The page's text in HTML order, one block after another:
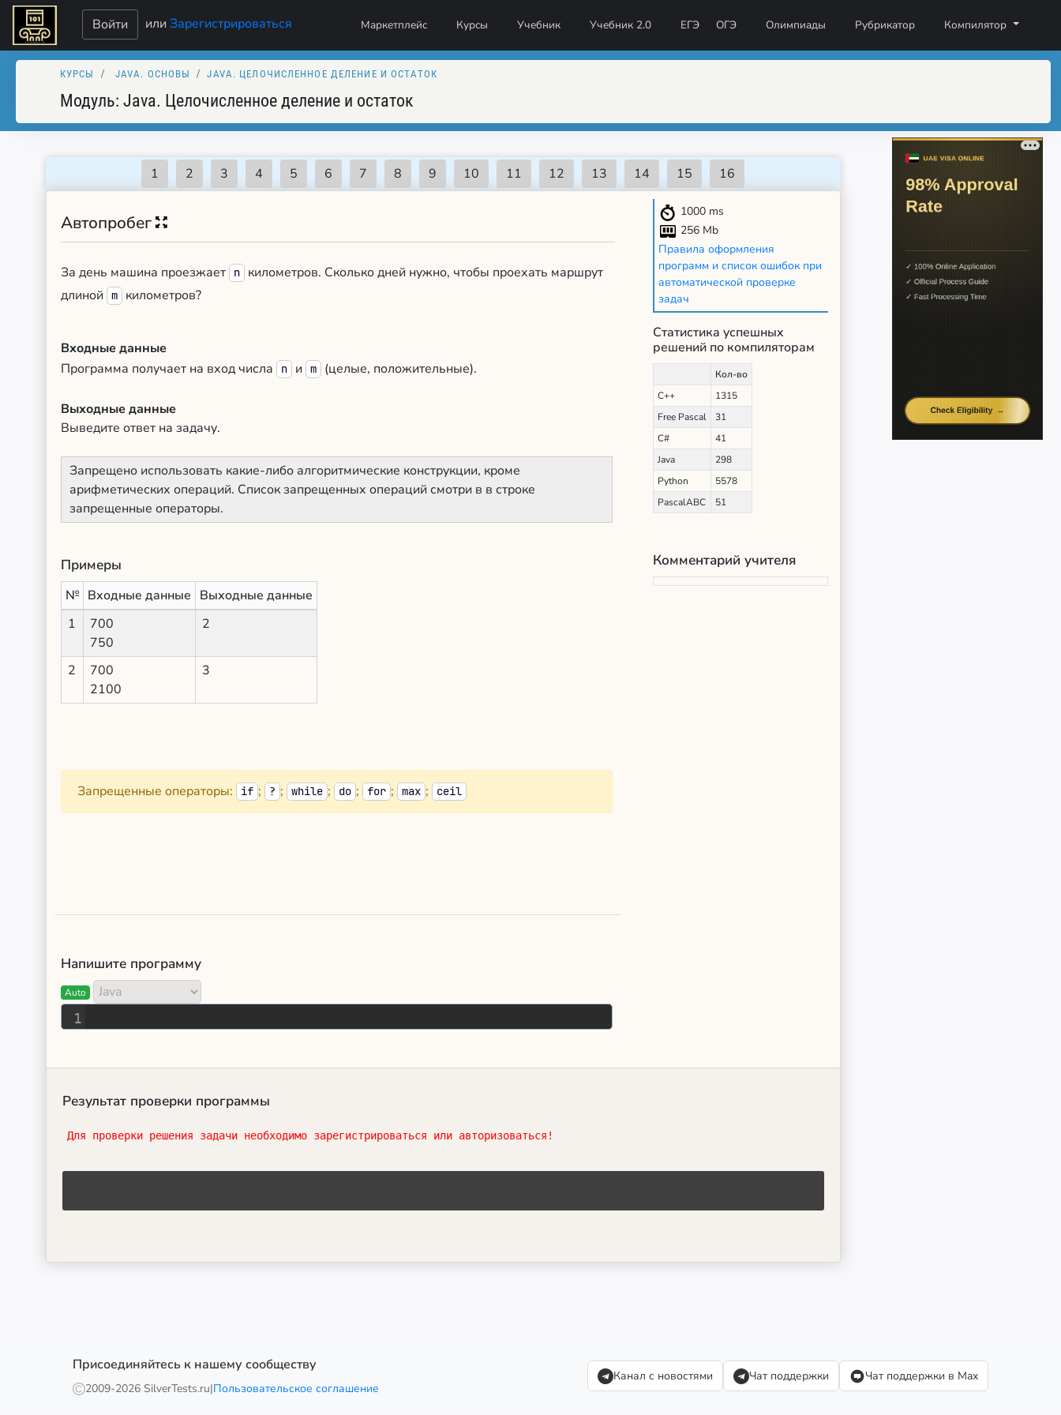
Войти илиЗарегистрироваться Маркетплейс Курсы Учебник Учебник 2.0 ЕГЭ ОГЭ Олимпиады Рубрикатор Компилятор
КУРСЫ JAVA. ОСНОВЫ JAVA. ЦЕЛОЧИСЛЕННОЕ ДЕЛЕНИЕ И ОСТАТОК
Модуль: Java. Целочисленное деление и остаток
Автопробег
За день машина проезжает n
километров. Сколько дней нужно, чтобы проехать маршрут
длиной
m километров?
Входные данные
Программа получает на вход числа
n и m (целые, положительные).
Выходные данные
Выведите ответ на задачу.
Запрещено использовать какие-либо алгоритмические конструкции, кроме
арифметических операций. Список запрещенных операций смотри в в строке
запрещенные операторы.
Примеры
№ Входные данные Выходные данные
1
700
750
2
2
700
2100
3
Запрещенные операторы: if ; ? ; while ; do ; for ; max ; ceil
Напишите программу
Auto
1
1000 ms
256 Mb
Правила оформления
программ и список ошибок при
автоматической проверке
задач
Статистика успешных
решений по компиляторам
Кол-во
С++
1315
Free Pascal
31
C#
41
Java
298
Python
5578
PascalABC
51
Комментарий учителя
Результат проверки программы
Для проверки решения задачи необходимо зарегистрироваться или авторизоваться!
Присоединяйтесь к нашему сообществу
2009-2026 SilverTests.ru|Пользовательское соглашение
Канал с новостями Чат поддержки Чат поддержки в Max